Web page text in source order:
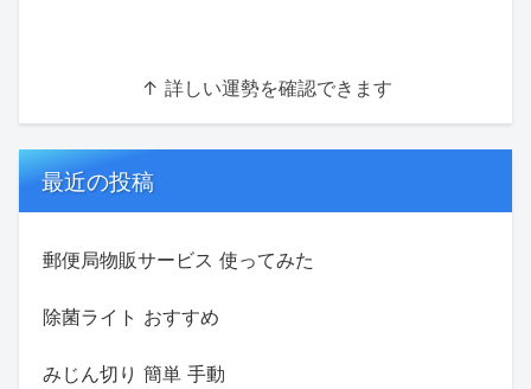
↑ 詳しい運勢を確認できます
最近の投稿
郵便局物販サービス 使ってみた
除菌ライト おすすめ
みじん切り 簡単 手動